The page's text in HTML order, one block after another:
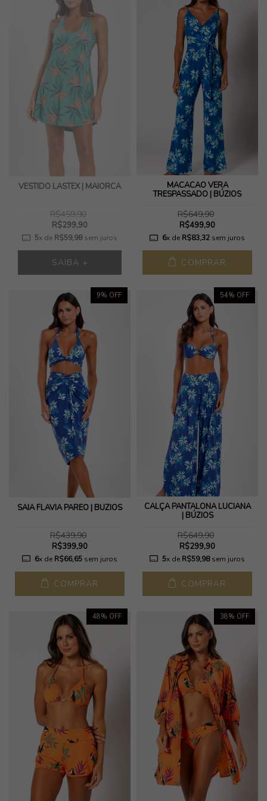
VESTIDO LASTEX | MAIORCA
R$459,90
R$299,90
5x de R$59,98sem juros
SAIBA +
MACACAO VERA
TRESPASSADO | BÚZIOS
R$649,90
R$499,90
6x de R$83,32sem juros
COMPRAR
9% OFF
SAIA FLÁVIA PAREO | BÚZIOS
R$439,90
R$399,90
6x de R$66,65sem juros
COMPRAR
54% OFF
CALÇA PANTALONA LUCIANA
| BÚZIOS
R$649,90
R$299,90
5x de R$59,98sem juros
COMPRAR
48% OFF 38% OFF